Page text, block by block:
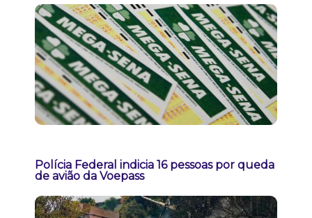
Polícia Federal indicia 16 pessoas por queda
de avião da Voepass